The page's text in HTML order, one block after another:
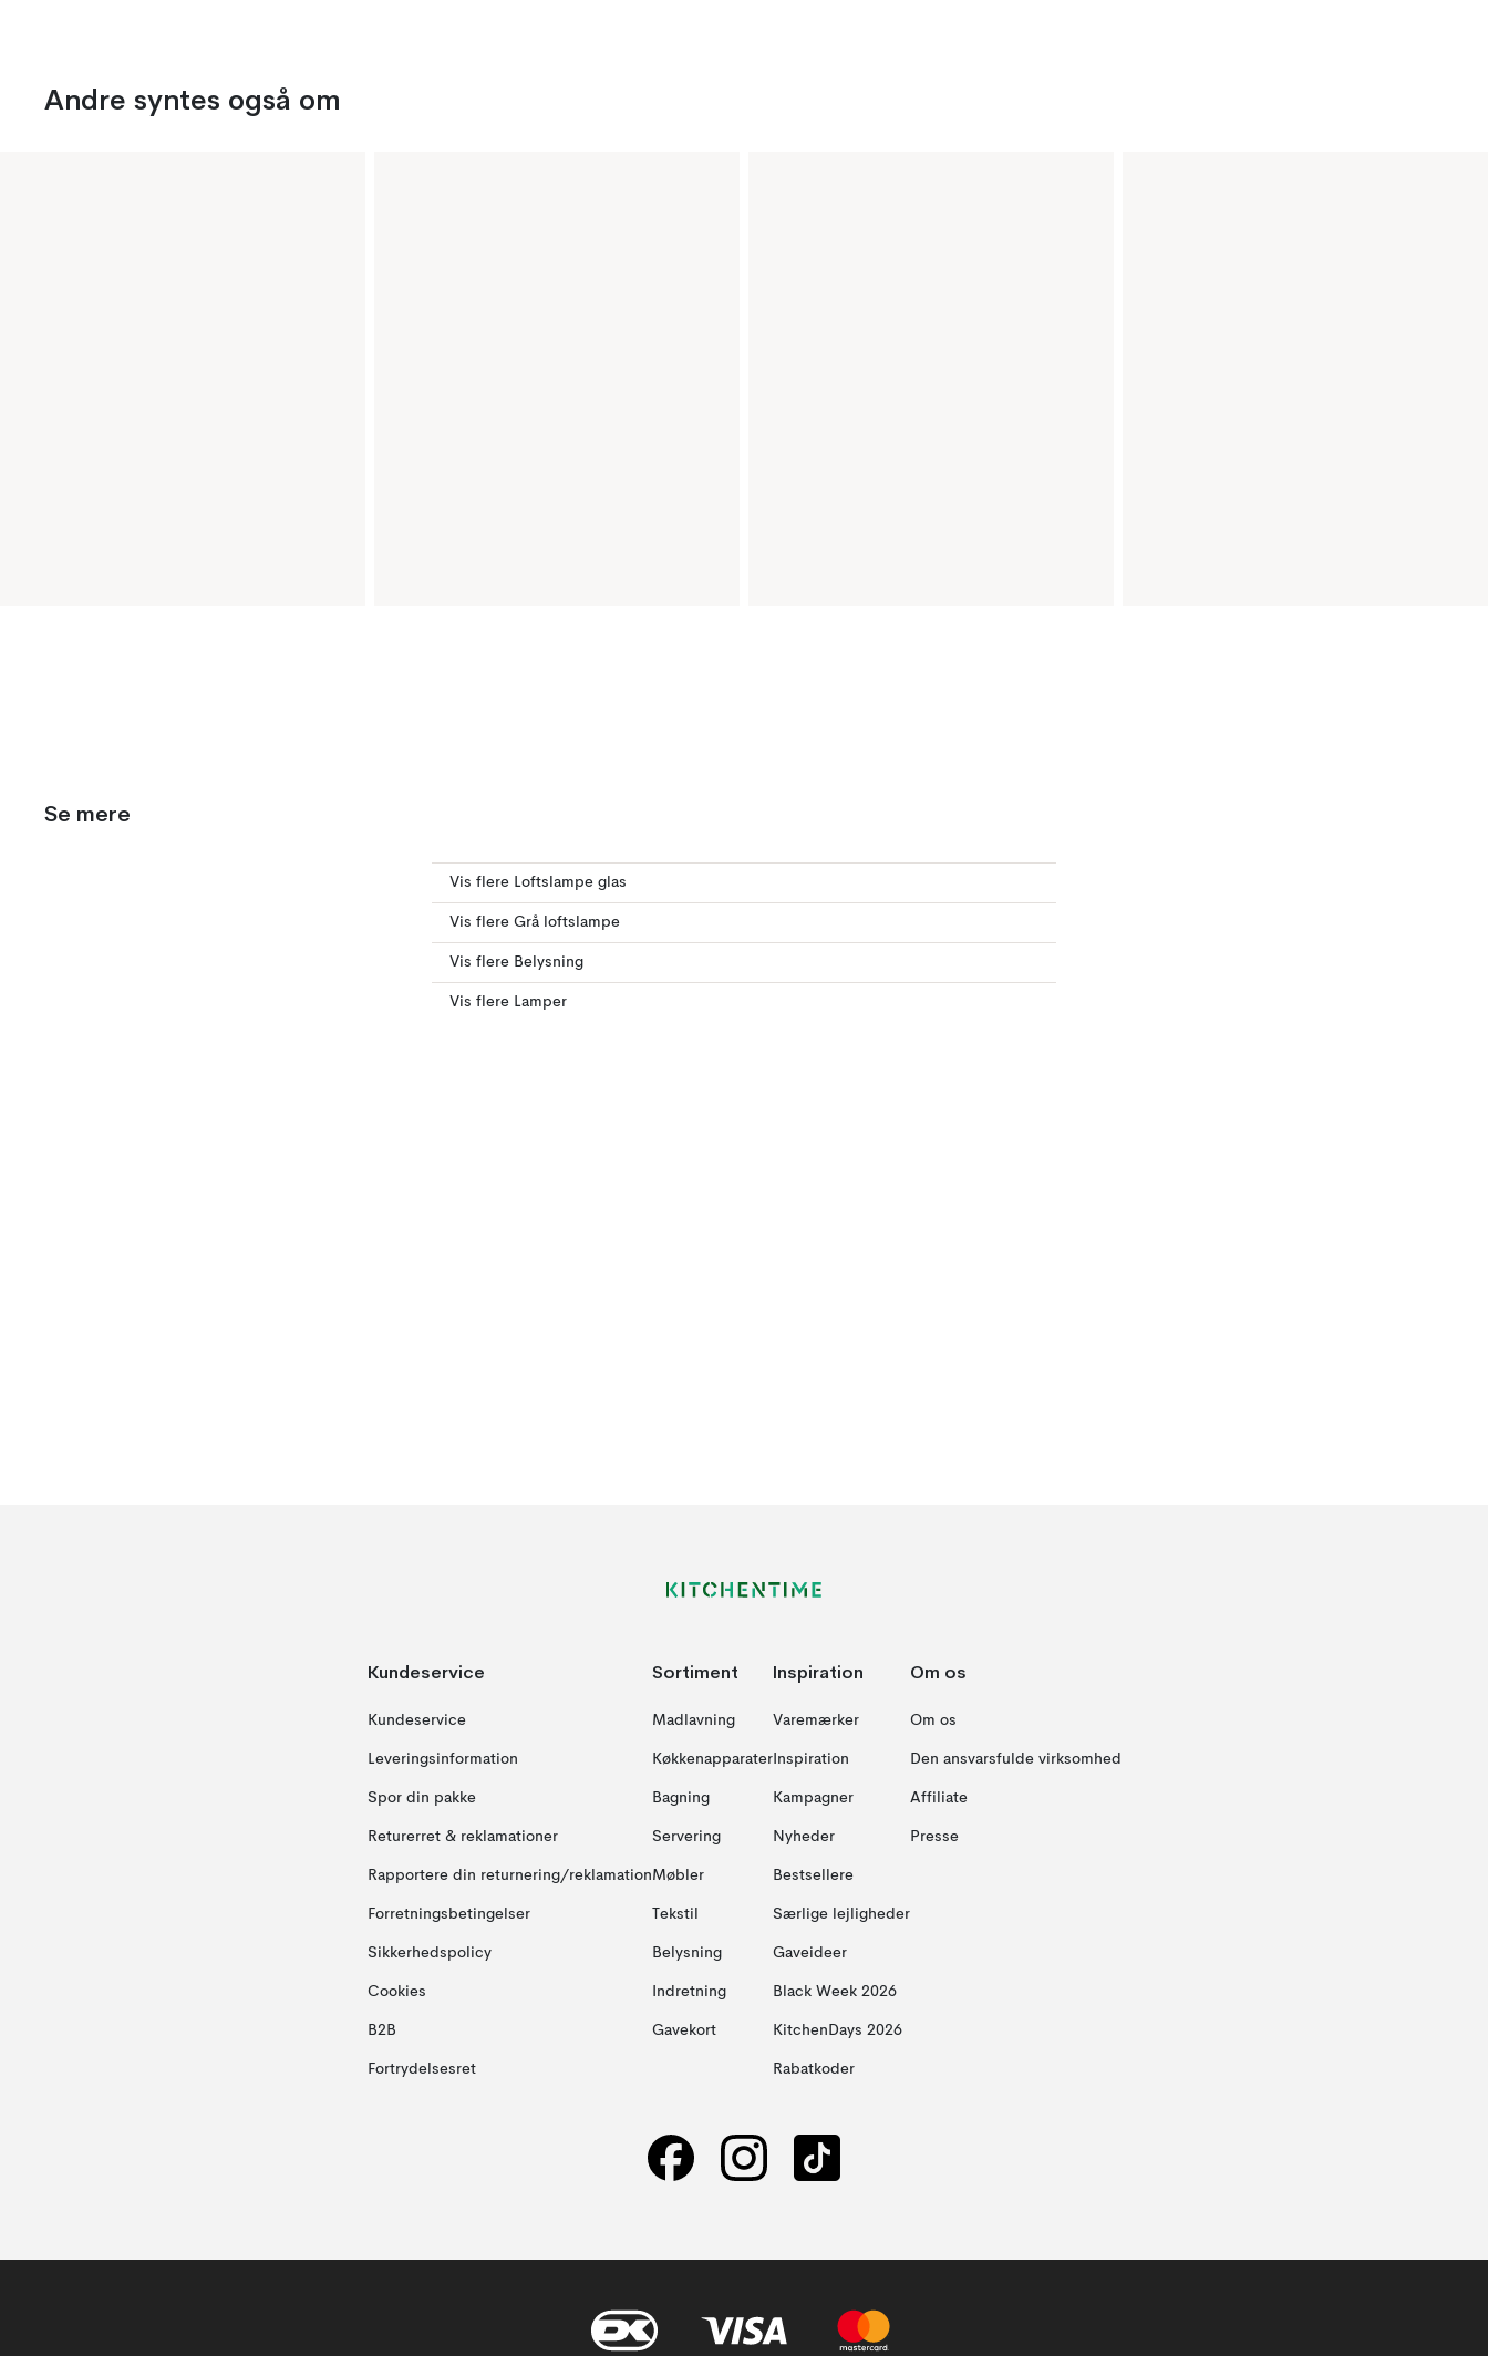
Andre syntes også om
Se mere
Vis flere Loftslampe glas
Vis flere Grå loftslampe
Vis flere Belysning
Vis flere Lamper
Kundeservice
Kundeservice
Leveringsinformation
Spor din pakke
Returerret & reklamationer
Rapportere din returnering/reklamation
Forretningsbetingelser
Sikkerhedspolicy
Cookies
B2B
Fortrydelsesret
Sortiment
Madlavning
Køkkenapparater
Bagning
Servering
Møbler
Tekstil
Belysning
Indretning
Gavekort
Inspiration
Varemærker
Inspiration
Kampagner
Nyheder
Bestsellere
Særlige lejligheder
Gaveideer
Black Week 2026
KitchenDays 2026
Rabatkoder
Om os
Om os
Den ansvarsfulde virksomhed
Affiliate
Presse